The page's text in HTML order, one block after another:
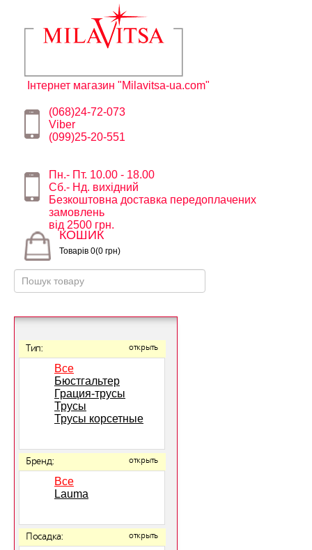
Інтернет магазин "Milavitsa-ua.com"
(068)24-72-073
Viber
(099)25-20-551
Пн.- Пт. 10.00 - 18.00
Сб.- Нд. вихідний
Безкоштовна доставка передоплачених
замовлень
від 2500 грн.
КОШИК
Товарів 0(0 грн)
Тип: открыть
Все
Бюстгальтер
Грация-трусы
Трусы
Трусы корсетные
Бренд: открыть
Все
Lauma
Посадка: открыть